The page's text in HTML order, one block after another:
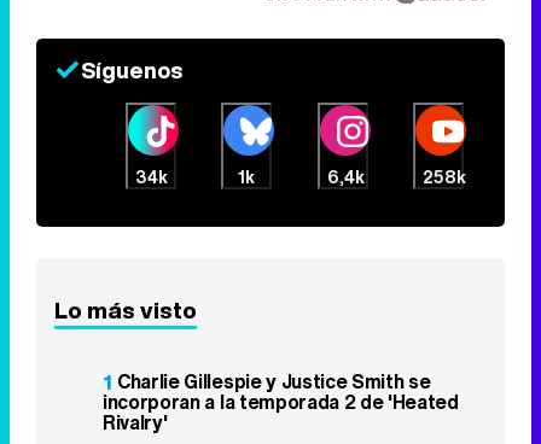
Síguenos
34k 1k 6,4k 258k
Lo más visto
1 Charlie Gillespie y Justice Smith se
incorporan a la temporada 2 de 'Heated
Rivalry'